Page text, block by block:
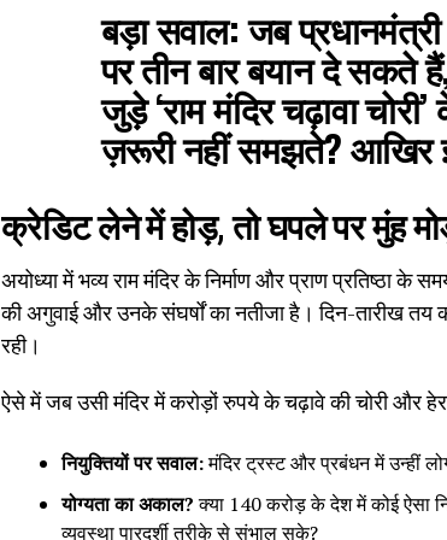
बड़ा सवाल:जब
पर तीन बार बयान दे सकते
जुड़े ‘राम मंदिर चढ़ावा
ज़रूरी नहीं समझते? आखिर
क्रेडिट लेने में होड़, तो घपले पर मुंह
अयोध्या में भव्य राम मंदिर के निर्माण और प्राण प्रतिष्ठा
की अगुवाई और उनके संघर्षों का नतीजा है। दिन-तारीख
रही।
ऐसे में जब उसी मंदिर में करोड़ों रुपये के चढ़ावे की चोरी और
नियुक्तियों पर सवाल:मंदिर ट्रस्ट और प्रबंधन में उन्हीं
योग्यता का अकाल?क्या 140 करोड़ के देश में कोई ऐसा
व्यवस्था पारदर्शी तरीके से संभाल सके?